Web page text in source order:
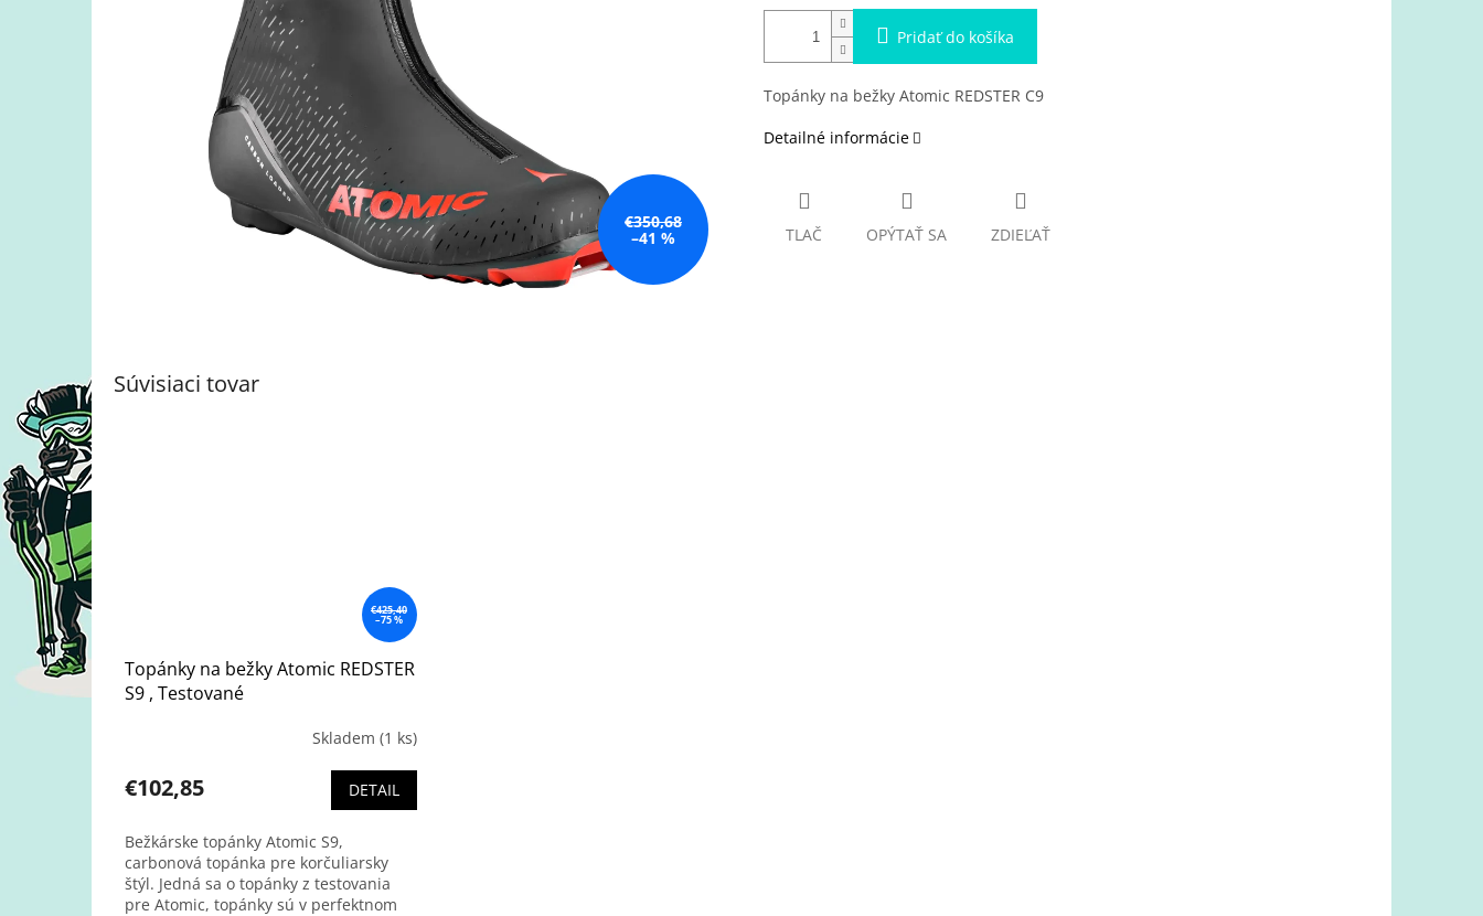
€350,68
–41 %
Pridať do košíka
Topánky na bežky Atomic REDSTER C9
Detailné informácie
TLAČ OPÝTAŤ SA ZDIEĽAŤ
Súvisiaci tovar
€425,40
–75 %
Topánky na bežky Atomic REDSTER
S9 , Testované
Skladem (1 ks)
€102,85 DETAIL
Bežkárske topánky Atomic S9,
carbonová topánka pre korčuliarsky
štýl. Jedná sa o topánky z testovania
pre Atomic, topánky sú v perfektnom